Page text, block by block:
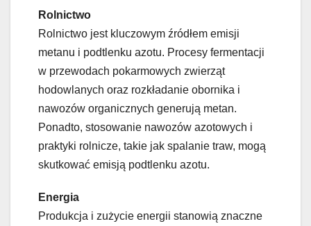
Rolnictwo
Rolnictwo jest kluczowym źródłem emisji
metanu i podtlenku azotu. Procesy fermentacji
w przewodach pokarmowych zwierząt
hodowlanych oraz rozkładanie obornika i
nawozów organicznych generują metan.
Ponadto, stosowanie nawozów azotowych i
praktyki rolnicze, takie jak spalanie traw, mogą
skutkować emisją podtlenku azotu.
Energia
Produkcja i zużycie energii stanowią znaczne